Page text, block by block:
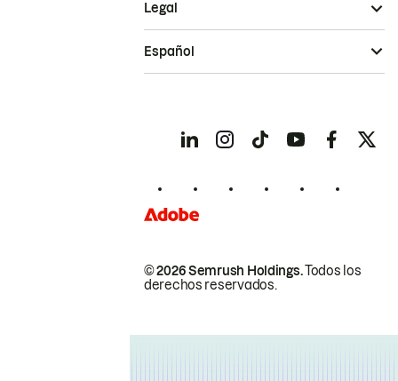
© 2026 Semrush Holdings.Todos los
derechos reservados.
Legal
Español